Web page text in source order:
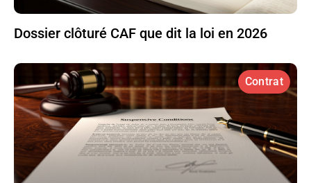
Dossier clôturé CAF que dit la loi en 2026
Contrat